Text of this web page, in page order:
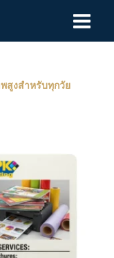
สูงสำหรับทุกวัย